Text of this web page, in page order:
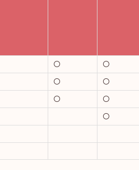
〇 〇
〇
〇
〇 〇
〇